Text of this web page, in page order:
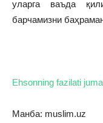
уларга ваъда
барчамизни
Ehsonning fazilati
Манба: muslim.uz